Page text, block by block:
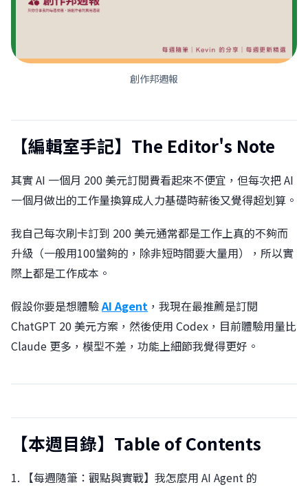
創作邦週報
【編輯室手記】The Editor's Note
其實 AI 一個月 200 美元訂閱費看起來不便宜，但每次把 AI
一個月做出的工作量換算成人力基礎時薪後又覺得超划算。
我自己每次刷卡訂到 200 美元通常都是工作上真的不夠而
升級（一般用100蠻夠的，除非短時間要大量用），所以實
際上都是工作成本。
假設你要是想體驗AI Agent ，我現在最推薦是訂閱
ChatGPT 20 美元方案，然後使用 Codex，目前體驗用量比
Claude 更多，模型不差，功能上細節我覺得更好。
【本週目錄】Table of Contents
1. 【每週隨筆：觀點與實戰】我怎麼用 AI Agent 的